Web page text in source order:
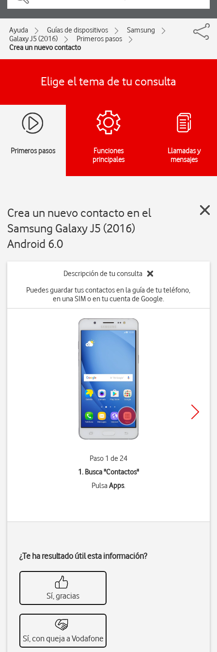
Ayuda Guías de dispositivos
Samsung
Galaxy J5 (2016)
Primeros pasos
Crea un nuevo contacto
Elige el tema de tu consulta
Primeros pasos
Funciones
principales
Llamadas y
mensajes
Crea un nuevo contacto en el
Samsung Galaxy J5 (2016)
Android 6.0
Descripción de tu consulta
Puedes guardar tus contactos en la guía de tu teléfono,
en una SIM o en tu cuenta de Google.
Paso 1 de 24
1. Busca "Contactos"
PulsaApps.
¿Te ha resultado útil esta información?
Sí, gracias
Sí, con queja a Vodafone